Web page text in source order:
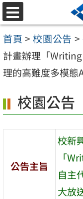
跳
至
主
要
內
區
選
單
首頁 > 校園公告 >
計畫辦理「
理的高難度多模態
校園公告
公告主旨
校新
「
自主
大放